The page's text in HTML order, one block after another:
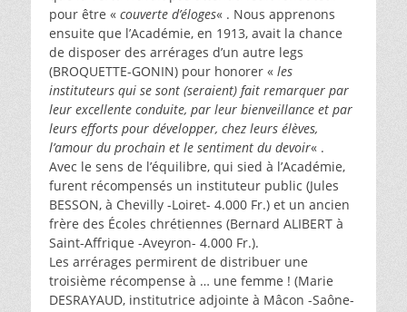
pour être « couverte d’éloges« . Nous apprenons
ensuite que l’Académie, en 1913, avait la chance
de disposer des arrérages d’un autre legs
(BROQUETTE-GONIN) pour honorer « les
instituteurs qui se sont (seraient) fait remarquer par
leur excellente conduite, par leur bienveillance et par
leurs efforts pour développer, chez leurs élèves,
l’amour du prochain et le sentiment du devoir« .
Avec le sens de l’équilibre, qui sied à l’Académie,
furent récompensés un instituteur public (Jules
BESSON, à Chevilly -Loiret- 4.000 Fr.) et un ancien
frère des Écoles chrétiennes (Bernard ALIBERT à
Saint-Affrique -Aveyron- 4.000 Fr.).
Les arrérages permirent de distribuer une
troisième récompense à … une femme ! (Marie
DESRAYAUD, institutrice adjointe à Mâcon -Saône-